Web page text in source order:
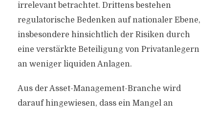
irrelevant betrachtet. Drittens bestehen
regulatorische Bedenken auf nationaler Ebene,
insbesondere hinsichtlich der Risiken durch
eine verstärkte Beteiligung von Privatanlegern
an weniger liquiden Anlagen.
Aus der Asset-Management-Branche wird
darauf hingewiesen, dass ein Mangel an